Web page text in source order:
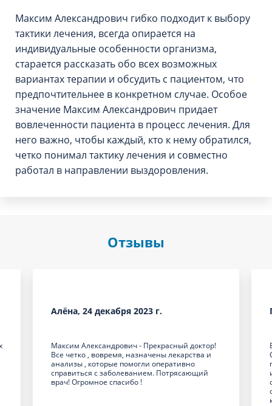
Максим Александрович гибко подходит к выбору
тактики лечения, всегда опирается на
индивидуальные особенности организма,
старается рассказать обо всех возможных
вариантах терапии и обсудить с пациентом, что
предпочтительнее в конкретном случае. Особое
значение Максим Александрович придает
вовлеченности пациента в процесс лечения. Для
него важно, чтобы каждый, кто к нему обратился,
четко понимал тактику лечения и совместно
работал в направлении выздоровления.
Отзывы
Алёна, 24 декабря 2023 г.
Максим Александрович - Прекрасный доктор!
Все четко , вовремя, назначены лекарства и
анализы , которые помогли оперативно
справиться с заболеванием. Потрясающий
врач! Огромное спасибо !